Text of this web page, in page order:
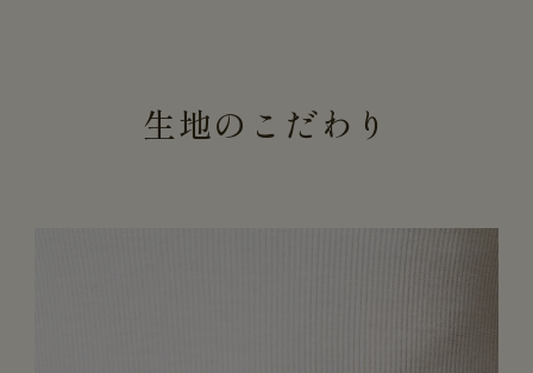
生地のこだわり